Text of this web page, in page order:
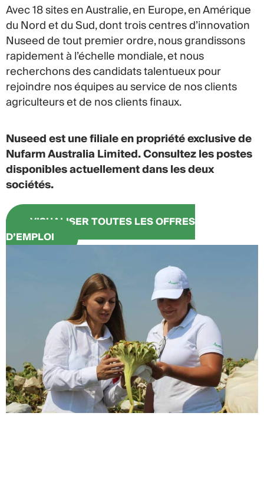
Avec 18 sites en Australie, en Europe, en Amérique
du Nord et du Sud, dont trois centres d’innovation
Nuseed de tout premier ordre, nous grandissons
rapidement à l’échelle mondiale, et nous
recherchons des candidats talentueux pour
rejoindre nos équipes au service de nos clients
agriculteurs et de nos clients finaux.
Nuseed est une filiale en propriété exclusive de
Nufarm Australia Limited. Consultez les postes
disponibles actuellement dans les deux
sociétés.
VISUALISER TOUTES LES OFFRES
D’EMPLOI